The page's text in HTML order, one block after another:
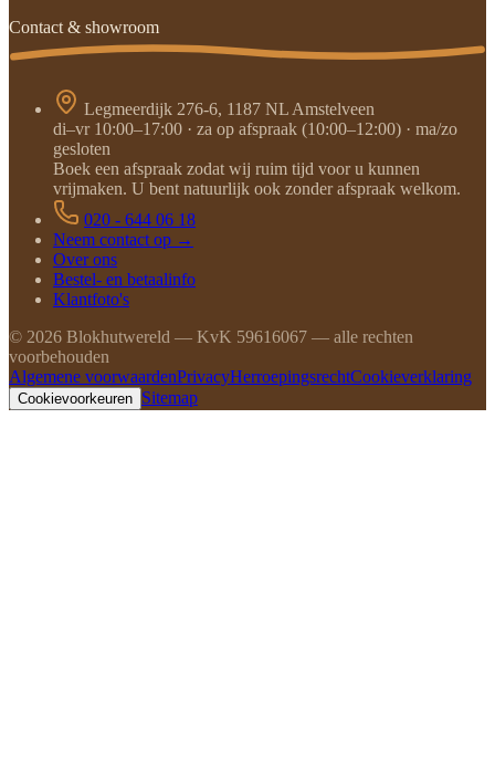
Contact & showroom
Legmeerdijk 276-6, 1187 NL Amstelveen
di–vr 10:00–17:00 · za op afspraak (10:00–12:00) · ma/zo
gesloten
Boek een afspraak zodat wij ruim tijd voor u kunnen
vrijmaken. U bent natuurlijk ook zonder afspraak welkom.
020 - 644 06 18
Neem contact op →
Over ons
Bestel- en betaalinfo
Klantfoto's
© 2026 Blokhutwereld — KvK 59616067 — alle rechten
voorbehouden
Algemene voorwaardenPrivacyHerroepingsrechtCookieverklaring
Cookievoorkeuren Sitemap